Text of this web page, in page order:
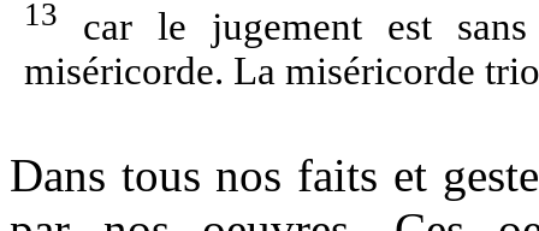
13
car le jugement est
miséricorde. La miséricorde
Dans tous nos faits et